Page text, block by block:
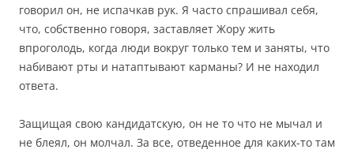
говорил он, не испачкав рук. Я часто спрашивал себя,
что, собственно говоря, заставляет Жору жить
впроголодь, когда люди вокруг только тем и заняты, что
набивают рты и натаптывают карманы? И не находил
ответа.
Защищая свою кандидатскую, он не то что не мычал и
не блеял, он молчал. За все, отведенное для каких-то там